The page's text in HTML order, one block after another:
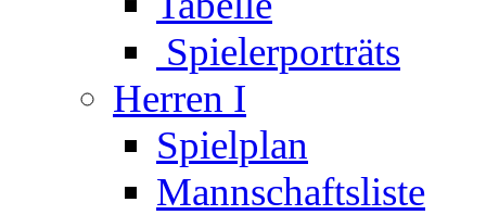
Spielerporträts
Herren I
Spielplan
Mannschaftsliste